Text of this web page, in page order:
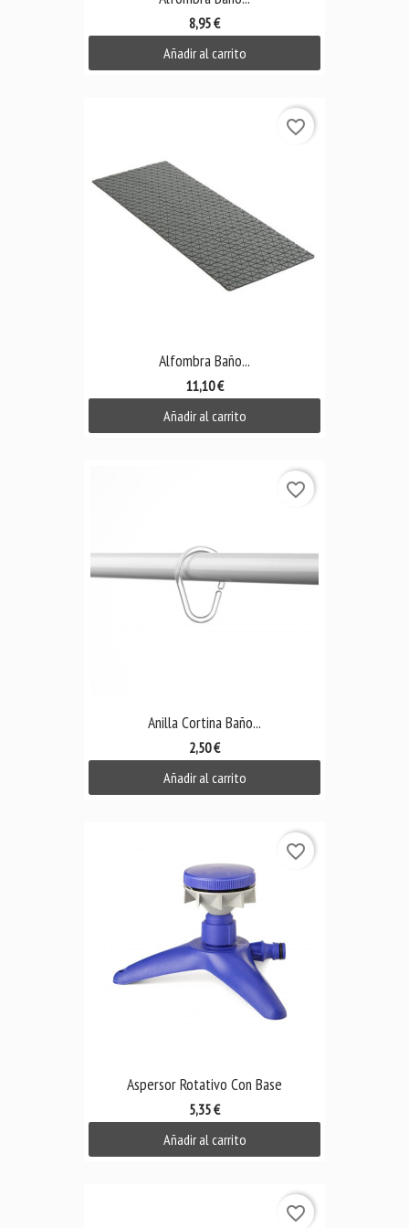
8,95 €
Añadir al carrito
Alfombra Baño...
11,10 €
Añadir al carrito
favorite_border
Anilla Cortina Baño...
2,50 €
Añadir al carrito
favorite_border
Aspersor Rotativo Con Base
5,35 €
Añadir al carrito
favorite_border
favorite_border